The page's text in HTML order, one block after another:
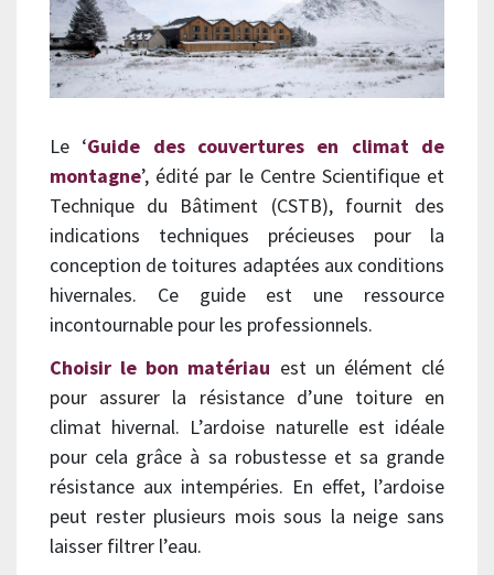
Le ‘Guide des couvertures en climat de
montagne’, édité par le Centre Scientifique et
Technique du Bâtiment (CSTB), fournit des
indications techniques précieuses pour la
conception de toitures adaptées aux conditions
hivernales. Ce guide est une ressource
incontournable pour les professionnels.
Choisir le bon matériau est un élément clé
pour assurer la résistance d’une toiture en
climat hivernal. L’ardoise naturelle est idéale
pour cela grâce à sa robustesse et sa grande
résistance aux intempéries. En effet, l’ardoise
peut rester plusieurs mois sous la neige sans
laisser filtrer l’eau.